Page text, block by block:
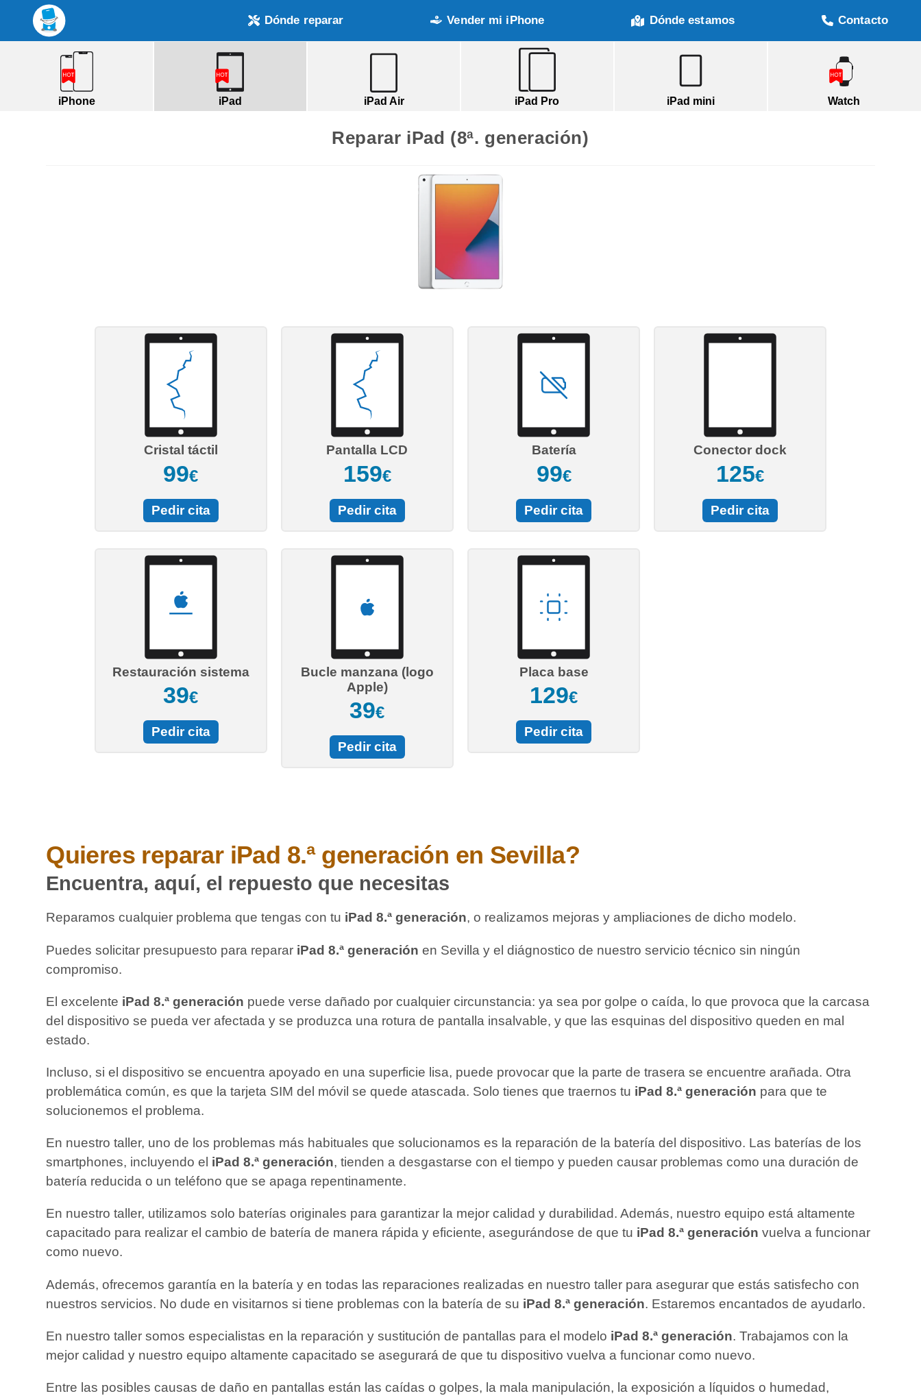
Dónde reparar Vender mi iPhone Dónde estamos Contacto
iPhone iPad iPad Air iPad Pro iPad mini Watch
Reparar iPad (8ª. generación)
Cristal táctil
99€
Pedir cita
Pantalla LCD
159€
Pedir cita
Batería
99€
Pedir cita
Conector dock
125€
Pedir cita
Restauración sistema
39€
Pedir cita
Bucle manzana (logo
Apple)
39€
Pedir cita
Placa base
129€
Pedir cita
Quieres reparar iPad 8.ª generación en Sevilla?
Encuentra, aquí, el repuesto que necesitas
Reparamos cualquier problema que tengas con tu iPad 8.ª generación, o realizamos mejoras y ampliaciones de dicho modelo.
Puedes solicitar presupuesto para reparar iPad 8.ª generación en Sevilla y el diágnostico de nuestro servicio técnico sin ningún
compromiso.
El excelente iPad 8.ª generación puede verse dañado por cualquier circunstancia: ya sea por golpe o caída, lo que provoca que la carcasa
del dispositivo se pueda ver afectada y se produzca una rotura de pantalla insalvable, y que las esquinas del dispositivo queden en mal
estado.
Incluso, si el dispositivo se encuentra apoyado en una superficie lisa, puede provocar que la parte de trasera se encuentre arañada. Otra
problemática común, es que la tarjeta SIM del móvil se quede atascada. Solo tienes que traernos tu iPad 8.ª generación para que te
solucionemos el problema.
En nuestro taller, uno de los problemas más habituales que solucionamos es la reparación de la batería del dispositivo. Las baterías de los
smartphones, incluyendo el iPad 8.ª generación, tienden a desgastarse con el tiempo y pueden causar problemas como una duración de
batería reducida o un teléfono que se apaga repentinamente.
En nuestro taller, utilizamos solo baterías originales para garantizar la mejor calidad y durabilidad. Además, nuestro equipo está altamente
capacitado para realizar el cambio de batería de manera rápida y eficiente, asegurándose de que tu iPad 8.ª generación vuelva a funcionar
como nuevo.
Además, ofrecemos garantía en la batería y en todas las reparaciones realizadas en nuestro taller para asegurar que estás satisfecho con
nuestros servicios. No dude en visitarnos si tiene problemas con la batería de su iPad 8.ª generación. Estaremos encantados de ayudarlo.
En nuestro taller somos especialistas en la reparación y sustitución de pantallas para el modelo iPad 8.ª generación. Trabajamos con la
mejor calidad y nuestro equipo altamente capacitado se asegurará de que tu dispositivo vuelva a funcionar como nuevo.
Entre las posibles causas de daño en pantallas están las caídas o golpes, la mala manipulación, la exposición a líquidos o humedad,